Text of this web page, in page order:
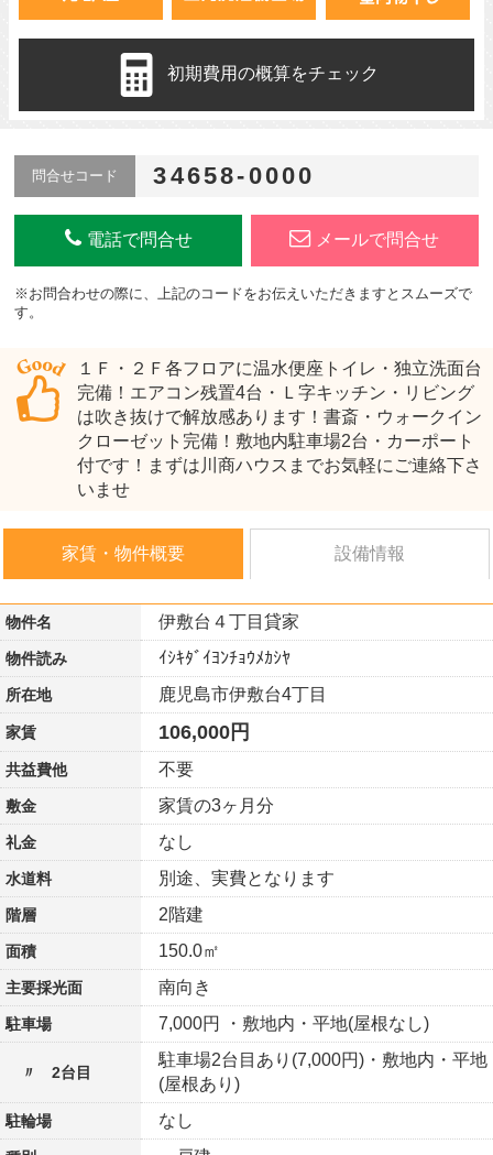
初期費用の概算をチェック
問合せコード 34658-0000
電話で問合せ メールで問合せ
※お問合わせの際に、上記のコードをお伝えいただきますとスムーズで
す。
１Ｆ・２Ｆ各フロアに温水便座トイレ・独立洗面台
完備！エアコン残置4台・Ｌ字キッチン・リビング
は吹き抜けで解放感あります！書斎・ウォークイン
クローゼット完備！敷地内駐車場2台・カーポート
付です！まずは川商ハウスまでお気軽にご連絡下さ
いませ
家賃・物件概要 設備情報
物件名 伊敷台４丁目貸家
物件読み ｲｼｷﾀﾞｲﾖﾝﾁｮｳﾒｶｼﾔ
所在地 鹿児島市伊敷台4丁目
家賃 106,000円
共益費他 不要
敷金 家賃の3ヶ月分
礼金 なし
水道料 別途、実費となります
階層 2階建
面積 150.0㎡
主要採光面 南向き
駐車場 7,000円 ・敷地内・平地(屋根なし)
〃 2台目
駐車場2台目あり(7,000円)・敷地内・平地
(屋根あり)
駐輪場 なし